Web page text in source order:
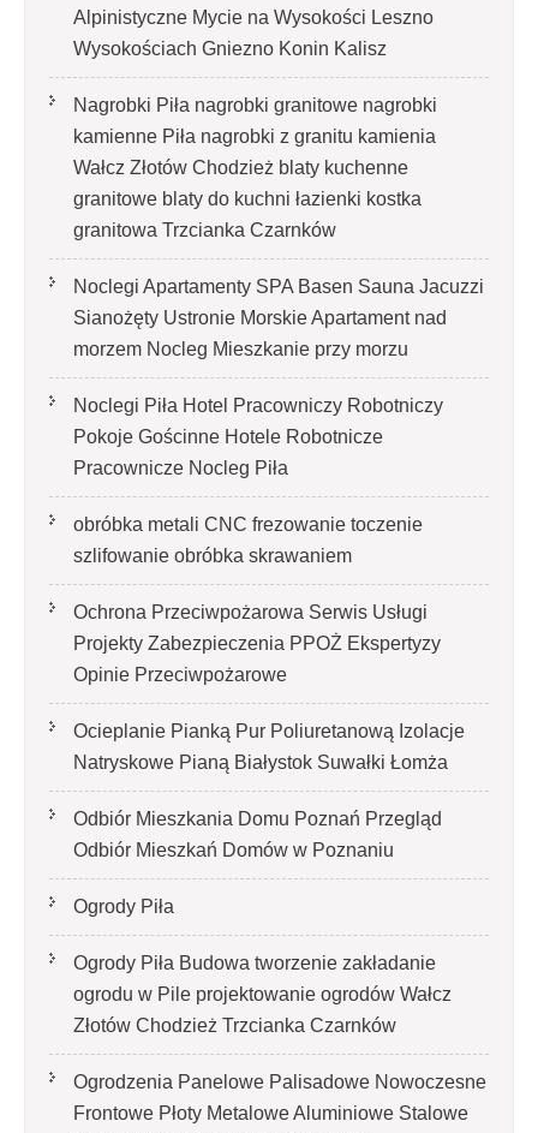
Alpinistyczne Mycie na Wysokości Leszno
Wysokościach Gniezno Konin Kalisz
Nagrobki Piła nagrobki granitowe nagrobki
kamienne Piła nagrobki z granitu kamienia
Wałcz Złotów Chodzież blaty kuchenne
granitowe blaty do kuchni łazienki kostka
granitowa Trzcianka Czarnków
Noclegi Apartamenty SPA Basen Sauna Jacuzzi
Sianożęty Ustronie Morskie Apartament nad
morzem Nocleg Mieszkanie przy morzu
Noclegi Piła Hotel Pracowniczy Robotniczy
Pokoje Gościnne Hotele Robotnicze
Pracownicze Nocleg Piła
obróbka metali CNC frezowanie toczenie
szlifowanie obróbka skrawaniem
Ochrona Przeciwpożarowa Serwis Usługi
Projekty Zabezpieczenia PPOŻ Ekspertyzy
Opinie Przeciwpożarowe
Ocieplanie Pianką Pur Poliuretanową Izolacje
Natryskowe Pianą Białystok Suwałki Łomża
Odbiór Mieszkania Domu Poznań Przegląd
Odbiór Mieszkań Domów w Poznaniu
Ogrody Piła
Ogrody Piła Budowa tworzenie zakładanie
ogrodu w Pile projektowanie ogrodów Wałcz
Złotów Chodzież Trzcianka Czarnków
Ogrodzenia Panelowe Palisadowe Nowoczesne
Frontowe Płoty Metalowe Aluminiowe Stalowe